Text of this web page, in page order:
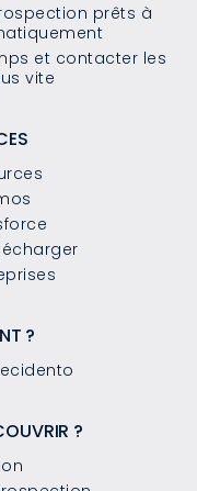
prêts à
et contacter les
vite
?
?